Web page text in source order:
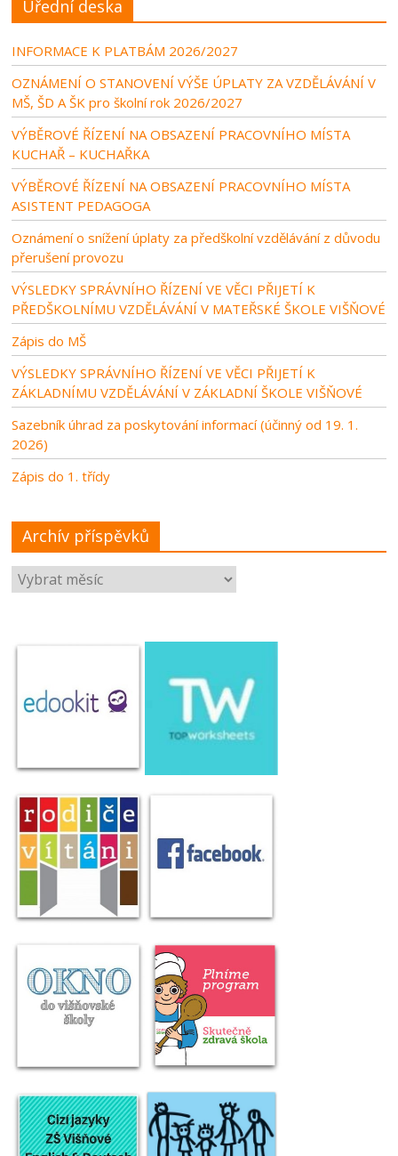
Úřední deska
INFORMACE K PLATBÁM 2026/2027
OZNÁMENÍ O STANOVENÍ VÝŠE ÚPLATY ZA VZDĚLÁVÁNÍ V
MŠ, ŠD A ŠK pro školní rok 2026/2027
VÝBĚROVÉ ŘÍZENÍ NA OBSAZENÍ PRACOVNÍHO MÍSTA
KUCHAŘ – KUCHAŘKA
VÝBĚROVÉ ŘÍZENÍ NA OBSAZENÍ PRACOVNÍHO MÍSTA
ASISTENT PEDAGOGA
Oznámení o snížení úplaty za předškolní vzdělávání z důvodu
přerušení provozu
VÝSLEDKY SPRÁVNÍHO ŘÍZENÍ VE VĚCI PŘIJETÍ K
PŘEDŠKOLNÍMU VZDĚLÁVÁNÍ V MATEŘSKÉ ŠKOLE VIŠŇOVÉ
Zápis do MŠ
VÝSLEDKY SPRÁVNÍHO ŘÍZENÍ VE VĚCI PŘIJETÍ K
ZÁKLADNÍMU VZDĚLÁVÁNÍ V ZÁKLADNÍ ŠKOLE VIŠŇOVÉ
Sazebník úhrad za poskytování informací (účinný od 19. 1.
2026)
Zápis do 1. třídy
Archív příspěvků